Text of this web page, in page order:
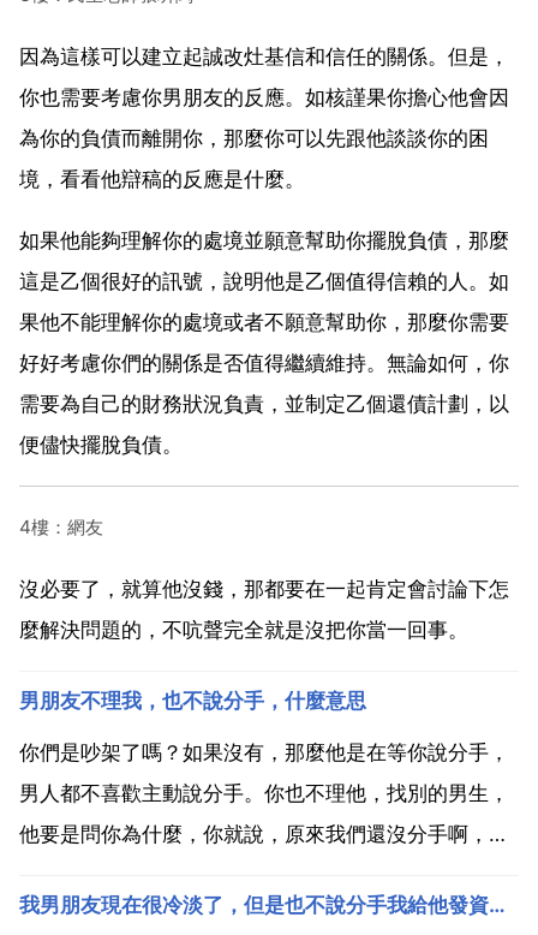
因為這樣可以建立起誠改灶基信和信任的關係。但是，
你也需要考慮你男朋友的反應。如核謹果你擔心他會因
為你的負債而離開你，那麼你可以先跟他談談你的困
境，看看他辯稿的反應是什麼。
如果他能夠理解你的處境並願意幫助你擺脫負債，那麼
這是乙個很好的訊號，說明他是乙個值得信賴的人。如
果他不能理解你的處境或者不願意幫助你，那麼你需要
好好考慮你們的關係是否值得繼續維持。無論如何，你
需要為自己的財務狀況負責，並制定乙個還債計劃，以
便儘快擺脫負債。
4樓：網友
沒必要了，就算他沒錢，那都要在一起肯定會討論下怎
麼解決問題的，不吭聲完全就是沒把你當一回事。
男朋友不理我，也不說分手，什麼意思
你們是吵架了嗎？如果沒有，那麼他是在等你說分手，
男人都不喜歡主動說分手。你也不理他，找別的男生，
他要是問你為什麼，你就說，原來我們還沒分手啊，我
他沒有意思了，然後由你開口講分手，達到他的目的。
我男朋友現在很冷淡了，但是也不說分手我給他發資訊他都回我，而且還每天和我說早安為什麼